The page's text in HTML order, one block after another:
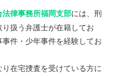
律事務所福岡支部には、刑
扱う弁護士が在籍してお
件・少年事件を経験してお
在宅捜査を受けている方に